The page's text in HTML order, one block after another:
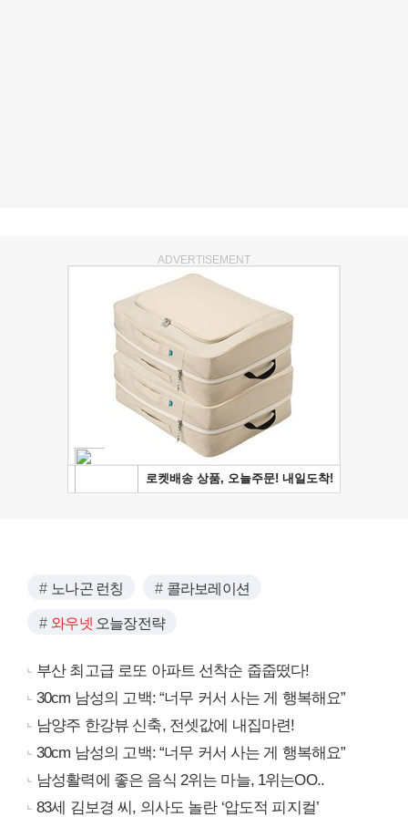
ADVERTISEMENT
노나곤 런칭 콜라보레이션
와우넷 오늘장전략
부산 최고급 로또 아파트 선착순 줍줍떴다!
30cm 남성의 고백: “너무 커서 사는 게 행복해요”
남양주 한강뷰 신축, 전셋값에 내집마련!
30cm 남성의 고백: “너무 커서 사는 게 행복해요”
남성활력에 좋은 음식 2위는 마늘, 1위는OO..
83세 김보경 씨, 의사도 놀란 ‘압도적 피지컬’